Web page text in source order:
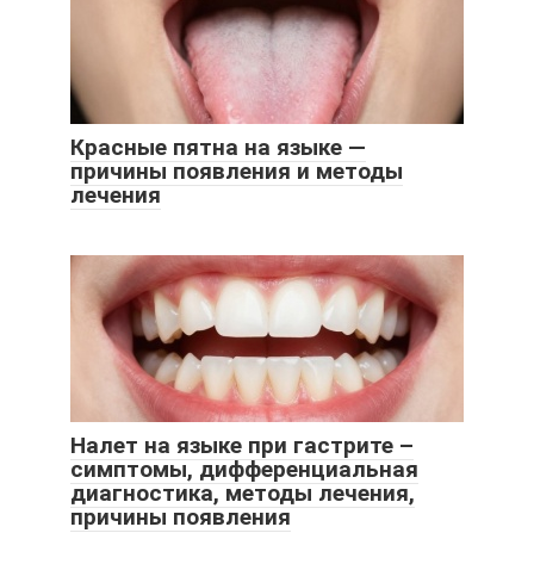
Красные пятна на языке —
причины появления и методы
лечения
Налет на языке при гастрите –
симптомы, дифференциальная
диагностика, методы лечения,
причины появления